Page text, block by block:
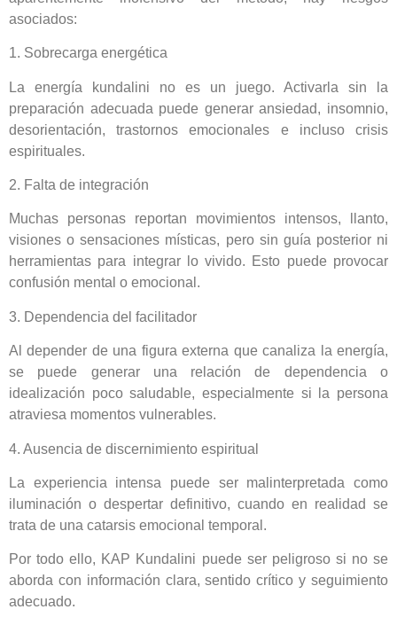
asociados:
1. Sobrecarga energética
La energía kundalini no es un juego. Activarla sin la
preparación adecuada puede generar ansiedad, insomnio,
desorientación, trastornos emocionales e incluso crisis
espirituales.
2. Falta de integración
Muchas personas reportan movimientos intensos, llanto,
visiones o sensaciones místicas, pero sin guía posterior ni
herramientas para integrar lo vivido. Esto puede provocar
confusión mental o emocional.
3. Dependencia del facilitador
Al depender de una figura externa que canaliza la energía,
se puede generar una relación de dependencia o
idealización poco saludable, especialmente si la persona
atraviesa momentos vulnerables.
4. Ausencia de discernimiento espiritual
La experiencia intensa puede ser malinterpretada como
iluminación o despertar definitivo, cuando en realidad se
trata de una catarsis emocional temporal.
Por todo ello, KAP Kundalini puede ser peligroso si no se
aborda con información clara, sentido crítico y seguimiento
adecuado.